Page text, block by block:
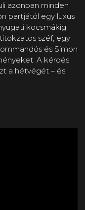
azonban minden
partjától egy luxus
kocsmákig
széf, egy
és Simon
A kérdés
a hétvégét – és